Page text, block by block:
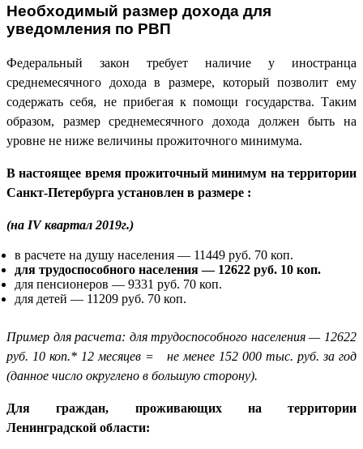
Необходимый размер дохода для
уведомления по РВП
Федеральный закон требует наличие у иностранца
среднемесячного дохода в размере, который позволит ему
содержать себя, не прибегая к помощи государства. Таким
образом, размер среднемесячного дохода должен быть на
уровне не ниже величины прожиточного минимума.
В настоящее время прожиточный минимум на территории
Санкт-Петербурга установлен в размере :
(на IVквартал 2019г.)
в расчете на душу населения — 11449 руб. 70 коп.
для трудоспособного населения — 12622 руб. 10 коп.
для пенсионеров — 9331 руб. 70 коп.
для детей — 11209 руб. 70 коп.
Пример для расчета: для трудоспособного населения — 12622
руб. 10 коп.* 12 месяцев = не менее 152 000 тыс. руб. за год
(данное число округлено в большую сторону).
Для граждан, проживающих на территории
Ленинградской области: